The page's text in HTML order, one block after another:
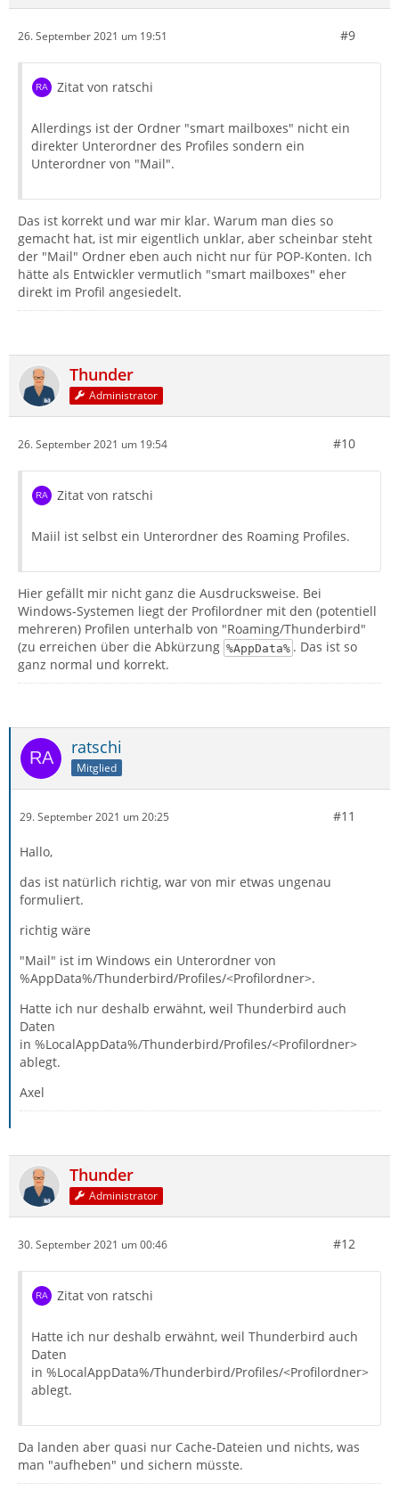
26. September 2021 um 19:51 #9
Zitat von ratschi
Allerdings ist der Ordner "smart mailboxes" nicht ein
direkter Unterordner des Profiles sondern ein
Unterordner von "Mail".
Das ist korrekt und war mir klar. Warum man dies so
gemacht hat, ist mir eigentlich unklar, aber scheinbar steht
der "Mail" Ordner eben auch nicht nur für POP-Konten. Ich
hätte als Entwickler vermutlich "smart mailboxes" eher
direkt im Profil angesiedelt.
Thunder
Administrator
26. September 2021 um 19:54 #10
Zitat von ratschi
Maiil ist selbst ein Unterordner des Roaming Profiles.
Hier gefällt mir nicht ganz die Ausdrucksweise. Bei
Windows-Systemen liegt der Profilordner mit den (potentiell
mehreren) Profilen unterhalb von "Roaming/Thunderbird"
(zu erreichen über die Abkürzung %AppData% . Das ist so
ganz normal und korrekt.
ratschi
Mitglied
29. September 2021 um 20:25 #11
Hallo,
das ist natürlich richtig, war von mir etwas ungenau
formuliert.
richtig wäre
"Mail" ist im Windows ein Unterordner von
%AppData%/Thunderbird/Profiles/<Profilordner>.
Hatte ich nur deshalb erwähnt, weil Thunderbird auch
Daten
in %LocalAppData%/Thunderbird/Profiles/<Profilordner>
ablegt.
Axel
Thunder
Administrator
30. September 2021 um 00:46 #12
Zitat von ratschi
Hatte ich nur deshalb erwähnt, weil Thunderbird auch
Daten
in %LocalAppData%/Thunderbird/Profiles/<Profilordner>
ablegt.
Da landen aber quasi nur Cache-Dateien und nichts, was
man "aufheben" und sichern müsste.